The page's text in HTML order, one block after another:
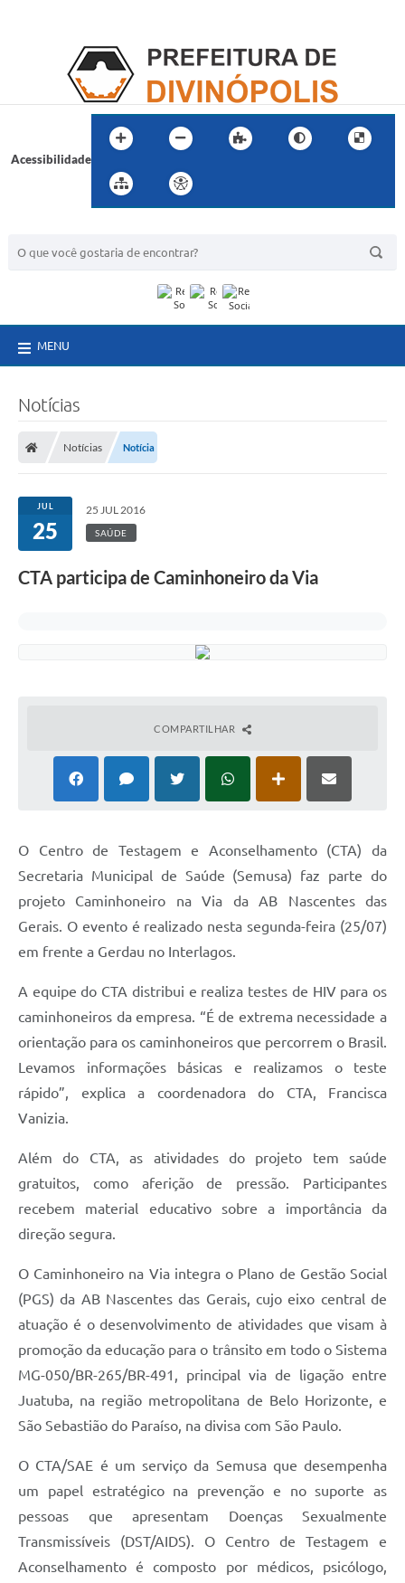
Acessibilidade
MENU
Notícias
Notícias Notícia
JUL
25
25 JUL 2016
SAÚDE
CTA participa de Caminhoneiro da Via
COMPARTILHAR
O Centro de Testagem e Aconselhamento (CTA) da
Secretaria Municipal de Saúde (Semusa) faz parte do
projeto Caminhoneiro na Via da AB Nascentes das
Gerais. O evento é realizado nesta segunda-feira (25/07)
em frente a Gerdau no Interlagos.
A equipe do CTA distribui e realiza testes de HIV para os
caminhoneiros da empresa. “É de extrema necessidade a
orientação para os caminhoneiros que percorrem o Brasil.
Levamos informações básicas e realizamos o teste
rápido”, explica a coordenadora do CTA, Francisca
Vanizia.
Além do CTA, as atividades do projeto tem saúde
gratuitos, como aferição de pressão. Participantes
recebem material educativo sobre a importância da
direção segura.
O Caminhoneiro na Via integra o Plano de Gestão Social
(PGS) da AB Nascentes das Gerais, cujo eixo central de
atuação é o desenvolvimento de atividades que visam à
promoção da educação para o trânsito em todo o Sistema
MG-050/BR-265/BR-491, principal via de ligação entre
Juatuba, na região metropolitana de Belo Horizonte, e
São Sebastião do Paraíso, na divisa com São Paulo.
O CTA/SAE é um serviço da Semusa que desempenha
um papel estratégico na prevenção e no suporte as
pessoas que apresentam Doenças Sexualmente
Transmissíveis (DST/AIDS). O Centro de Testagem e
Aconselhamento é composto por médicos, psicólogo,